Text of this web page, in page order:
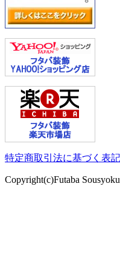
特定商取引法に基づく表記
Copyright(c)Futaba